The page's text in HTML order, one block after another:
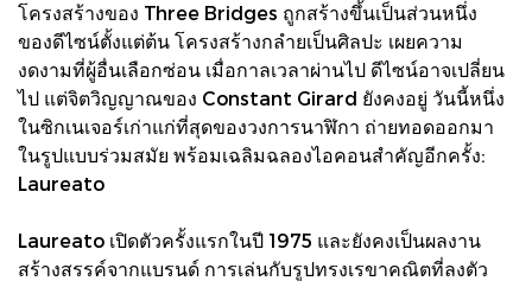
โครงสร้างของ Three Bridges ถูกสร้างขึ้นเป็นส่วนหนึ่ง
ของดีไซน์ตั้งแต่ต้น โครงสร้างกลำยเป็นศิลปะ เผยความ
งดงามที่ผู้อื่นเลือกซ่อน เมื่อกาลเวลาผ่านไป ดีไซน์อาจเปลี่ยน
ไป แต่จิตวิญญาณของ Constant Girard ยังคงอยู่ วันนี้หนึ่ง
ในซิกเนเจอร์เก่าแก่ที่สุดของวงการนาฬิกา ถ่ายทอดออกมา
ในรูปแบบร่วมสมัย พร้อมเฉลิมฉลองไอคอนสำคัญอีกครั้ง:
Laureato
Laureato เปิดตัวครั้งแรกในปี 1975 และยังคงเป็นผลงาน
สร้างสรรค์จากแบรนด์ การเล่นกับรูปทรงเรขาคณิตที่ลงตัว